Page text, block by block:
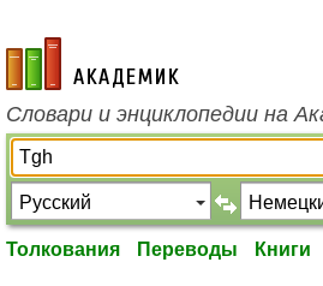
academic.ru
Словари и энциклопедии на
Толкования Переводы Книги